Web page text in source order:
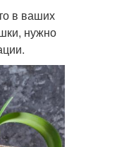
в ваших
нужно